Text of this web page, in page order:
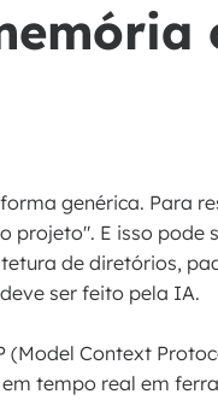
genérica. Para
projeto". E isso
de diretórios,
ser feito pela IA.
(Model Context
tempo real em